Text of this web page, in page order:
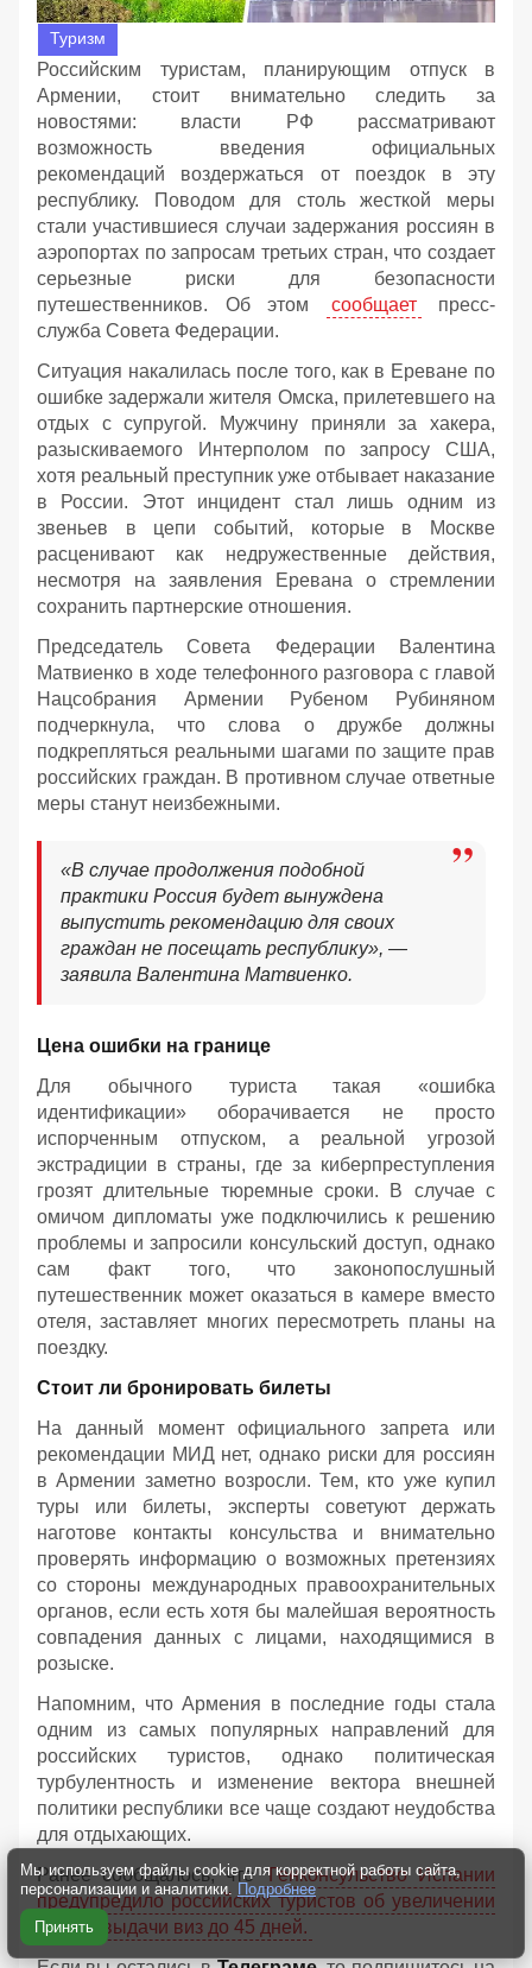
Туризм
Российским туристам, планирующим отпуск в
Армении, стоит внимательно следить за
новостями: власти РФ рассматривают
возможность введения официальных
рекомендаций воздержаться от поездок в эту
республику. Поводом для столь жесткой меры
стали участившиеся случаи задержания россиян в
аэропортах по запросам третьих стран, что создает
серьезные риски для безопасности
путешественников. Об этом
сообщает
пресс-
служба Совета Федерации.
Ситуация накалилась после того, как в Ереване по
ошибке задержали жителя Омска, прилетевшего на
отдых с супругой. Мужчину приняли за хакера,
разыскиваемого Интерполом по запросу США,
хотя реальный преступник уже отбывает наказание
в России. Этот инцидент стал лишь одним из
звеньев в цепи событий, которые в Москве
расценивают как недружественные действия,
несмотря на заявления Еревана о стремлении
сохранить партнерские отношения.
Председатель Совета Федерации Валентина
Матвиенко в ходе телефонного разговора с главой
Нацсобрания Армении Рубеном Рубиняном
подчеркнула, что слова о дружбе должны
подкрепляться реальными шагами по защите прав
российских граждан. В противном случае ответные
меры станут неизбежными.
«В случае продолжения подобной
практики Россия будет вынуждена
выпустить рекомендацию для своих
граждан не посещать республику», —
заявила Валентина Матвиенко.
Цена ошибки на границе
Для обычного туриста такая «ошибка
идентификации» оборачивается не просто
испорченным отпуском, а реальной угрозой
экстрадиции в страны, где за киберпреступления
грозят длительные тюремные сроки. В случае с
омичом дипломаты уже подключились к решению
проблемы и запросили консульский доступ, однако
сам факт того, что законопослушный
путешественник может оказаться в камере вместо
отеля, заставляет многих пересмотреть планы на
поездку.
Стоит ли бронировать билеты
На данный момент официального запрета или
рекомендации МИД нет, однако риски для россиян
в Армении заметно возросли. Тем, кто уже купил
туры или билеты, эксперты советуют держать
наготове контакты консульства и внимательно
проверять информацию о возможных претензиях
со стороны международных правоохранительных
органов, если есть хотя бы малейшая вероятность
совпадения данных с лицами, находящимися в
розыске.
Напомним, что Армения в последние годы стала
одним из самых популярных направлений для
российских туристов, однако политическая
турбулентность и изменение вектора внешней
политики республики все чаще создают неудобства
для отдыхающих.
Ранее сообщалось, что Генконсульство Испании
предупредило российских туристов об увеличении
сроков выдачи виз до 45 дней.
Мы используем файлы cookie для корректной работы сайта,
персонализации и аналитики. Подробнее
Принять